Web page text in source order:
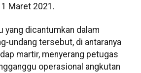
Maret 2021.
yang dicantumkan dalam
undang tersebut, di antaranya
martir, menyerang petugas
operasional angkutan